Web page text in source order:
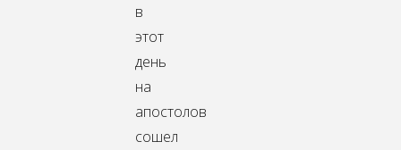
в
этот
день
на
апостолов
сошел